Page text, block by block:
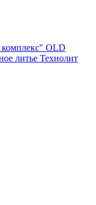
OLD
литье Технолит